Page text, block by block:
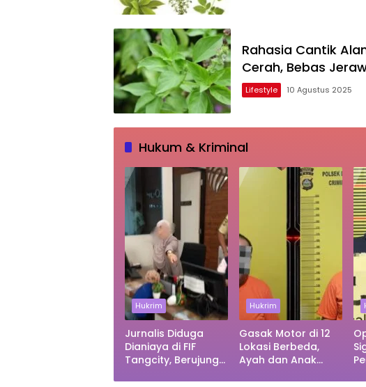
Rahasia Cantik
Cerah, Bebas
Lifestyle 10 Agustus 2025
Hukum & Kriminal
Hukrim
Jurnalis Diduga
Dianiaya di FIF
Tangcity, Berujung
Hukrim
Gasak Motor di 12
Lokasi Berbeda,
Ayah dan Anak